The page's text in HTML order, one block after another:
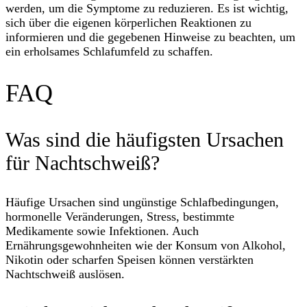
werden, um die Symptome zu reduzieren. Es ist wichtig,
sich über die eigenen körperlichen Reaktionen zu
informieren und die gegebenen Hinweise zu beachten, um
ein erholsames Schlafumfeld zu schaffen.
FAQ
Was sind die häufigsten Ursachen
für Nachtschweiß?
Häufige Ursachen sind ungünstige Schlafbedingungen,
hormonelle Veränderungen, Stress, bestimmte
Medikamente sowie Infektionen. Auch
Ernährungsgewohnheiten wie der Konsum von Alkohol,
Nikotin oder scharfen Speisen können verstärkten
Nachtschweiß auslösen.